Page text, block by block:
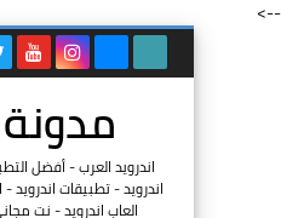
-->
مدونة
اندرويد العرب - أفضل
اندرويد - تطبيقات اندرويد
العاب اندرويد - نت